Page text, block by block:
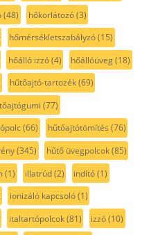
(48) hőkorlátozó(3)
hőmérsékletszabályzó(15)
hőálló izzó(4) hőállóüveg(18)
hűtőajtó-tartozék(69)
(77)
(66) hűtőajtótömítés (76)
(345) hűtő üvegpolcok(85)
(1) illatrúd(2) indító(1)
ionizáló kapcsoló(1)
italtartópolcok(81) izzó(10)